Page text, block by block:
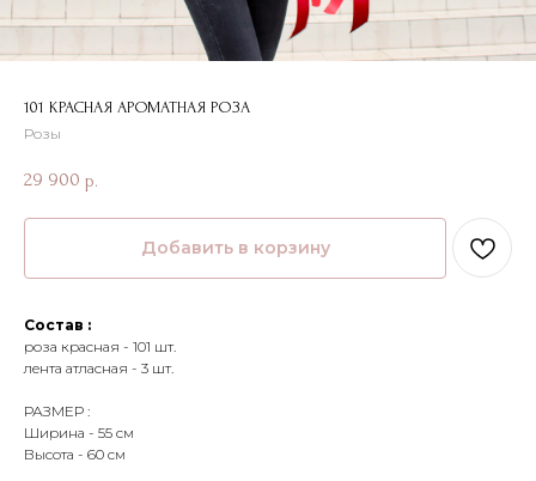
101 КРАСНАЯ АРОМАТНАЯ РОЗА
Розы
29 900 р.
Добавить в корзину
Состав :
роза красная - 101 шт.
лента атласная - 3 шт.
РАЗМЕР :
Ширина - 55 см
Высота - 60 см